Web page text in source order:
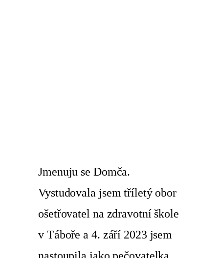
Jmenuju se Domča.
Vystudovala jsem tříletý obor
ošetřovatel na zdravotní škole
v Táboře a 4. září 2023 jsem
nastoupila jako pečovatelka